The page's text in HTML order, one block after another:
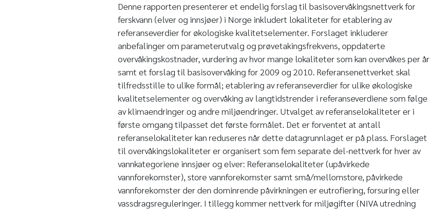
Denne rapporten presenterer et endelig forslag til basisovervåkingsnettverk for
ferskvann (elver og innsjøer) i Norge inkludert lokaliteter for etablering av
referanseverdier for økologiske kvalitetselementer. Forslaget inkluderer
anbefalinger om parameterutvalg og prøvetakingsfrekvens, oppdaterte
overvåkingskostnader, vurdering av hvor mange lokaliteter som kan overvåkes per år
samt et forslag til basisovervåking for 2009 og 2010. Referansenettverket skal
tilfredsstille to ulike formål; etablering av referanseverdier for ulike økologiske
kvalitetselementer og overvåking av langtidstrender i referanseverdiene som følge
av klimaendringer og andre miljøendringer. Utvalget av referanselokaliteter er i
første omgang tilpasset det første formålet. Det er forventet at antall
referanselokaliteter kan reduseres når dette datagrunnlaget er på plass. Forslaget
til overvåkingslokaliteter er organisert som fem separate del-nettverk for hver av
vannkategoriene innsjøer og elver: Referanselokaliteter (upåvirkede
vannforekomster), store vannforekomster samt små/mellomstore, påvirkede
vannforekomster der den dominrende påvirkningen er eutrofiering, forsuring eller
vassdragsreguleringer. I tillegg kommer nettverk for miljøgifter (NIVA utredning